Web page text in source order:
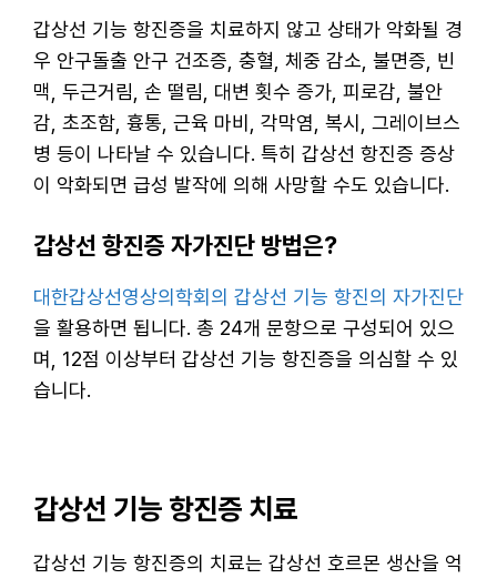
갑상선 기능 항진증을 치료하지 않고 상태가 악화될 경
우 안구돌출 안구 건조증, 충혈, 체중 감소, 불면증, 빈
맥, 두근거림, 손 떨림, 대변 횟수 증가, 피로감, 불안
감, 초조함, 흉통, 근육 마비, 각막염, 복시, 그레이브스
병 등이 나타날 수 있습니다. 특히 갑상선 항진증 증상
이 악화되면 급성 발작에 의해 사망할 수도 있습니다.
갑상선 항진증 자가진단 방법은?
대한갑상선영상의학회의 갑상선 기능 항진의 자가진단
을 활용하면 됩니다. 총 24개 문항으로 구성되어 있으
며, 12점 이상부터 갑상선 기능 항진증을 의심할 수 있
습니다.
갑상선 기능 항진증 치료
갑상선 기능 항진증의 치료는 갑상선 호르몬 생산을 억